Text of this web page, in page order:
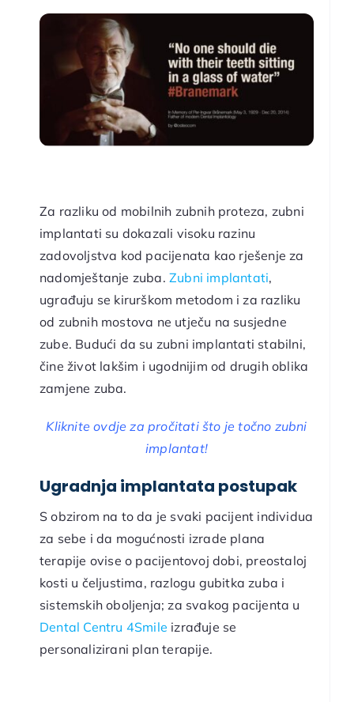
Za razliku od mobilnih zubnih proteza, zubni
implantati su dokazali visoku razinu
zadovoljstva kod pacijenata kao rješenje za
nadomještanje zuba. Zubni implantati,
ugrađuju se kirurškom metodom i za razliku
od zubnih mostova ne utječu na susjedne
zube. Budući da su zubni implantati stabilni,
čine život lakšim i ugodnijim od drugih oblika
zamjene zuba.
Kliknite ovdje za pročitati što je točno zubni
implantat!
Ugradnja implantata postupak
S obzirom na to da je svaki pacijent individua
za sebe i da mogućnosti izrade plana
terapije ovise o pacijentovoj dobi, preostaloj
kosti u čeljustima, razlogu gubitka zuba i
sistemskih oboljenja; za svakog pacijenta u
Dental Centru 4Smile izrađuje se
personalizirani plan terapije.